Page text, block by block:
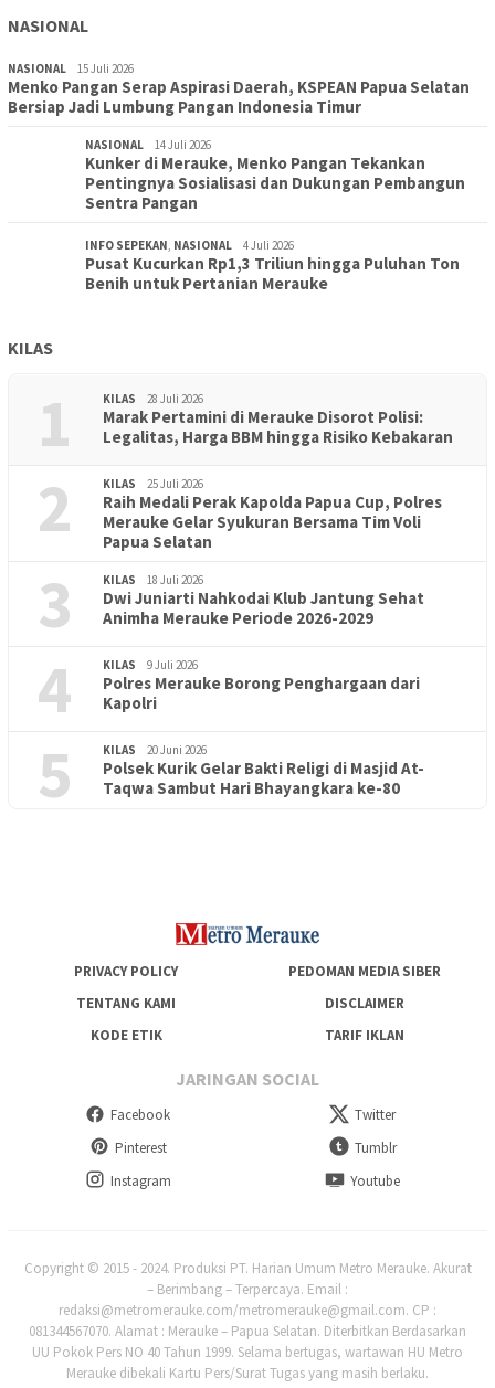
NASIONAL
NASIONAL 15 Juli 2026
Menko Pangan Serap Aspirasi Daerah, KSPEAN Papua Selatan
Bersiap Jadi Lumbung Pangan Indonesia Timur
NASIONAL 14 Juli 2026
Kunker di Merauke, Menko Pangan Tekankan
Pentingnya Sosialisasi dan Dukungan Pembangun
Sentra Pangan
INFO SEPEKAN, NASIONAL 4 Juli 2026
Pusat Kucurkan Rp1,3 Triliun hingga Puluhan Ton
Benih untuk Pertanian Merauke
KILAS
1 KILAS 28 Juli 2026
Marak Pertamini di Merauke Disorot Polisi:
Legalitas, Harga BBM hingga Risiko Kebakaran
2 KILAS 25 Juli 2026
Raih Medali Perak Kapolda Papua Cup, Polres
Merauke Gelar Syukuran Bersama Tim Voli
Papua Selatan
3 KILAS 18 Juli 2026
Dwi Juniarti Nahkodai Klub Jantung Sehat
Animha Merauke Periode 2026-2029
4 KILAS 9 Juli 2026
Polres Merauke Borong Penghargaan dari
Kapolri
5 KILAS 20 Juni 2026
Polsek Kurik Gelar Bakti Religi di Masjid At-
Taqwa Sambut Hari Bhayangkara ke-80
PENDIDIKAN 18 Juni 2026
Lepas Puluhan Peserta Didik, TK Yapis 2 Merauke Siapkan
PRIVACY POLICY
PEDOMAN MEDIA SIBER
TENTANG KAMI
DISCLAIMER
KODE ETIK
TARIF IKLAN
JARINGAN SOCIAL
Facebook
Twitter
Pinterest
Tumblr
Instagram
Youtube
Copyright © 2015 - 2024. Produksi PT. Harian Umum Metro Merauke. Akurat
– Berimbang – Terpercaya. Email :
redaksi@metromerauke.com/metromerauke@gmail.com. CP :
081344567070. Alamat : Merauke – Papua Selatan. Diterbitkan Berdasarkan
UU Pokok Pers NO 40 Tahun 1999. Selama bertugas, wartawan HU Metro
Merauke dibekali Kartu Pers/Surat Tugas yang masih berlaku.